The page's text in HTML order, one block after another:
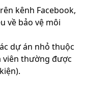
kênh Facebook,
về bảo vệ môi
dự án nhỏ thuộc
viên thường được